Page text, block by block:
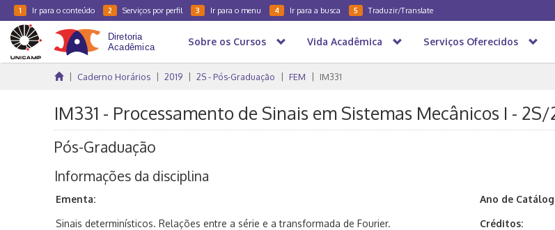
1 Ir para o conteúdo 2 Serviços por perfil 3 Ir para o menu 4 Ir para a busca 5 Traduzir/Translate
Sobre os Cursos Vida Acadêmica Serviços Oferecidos
Caderno Horários 2019 2S - Pós-Graduação FEM IM331
IM331 - Processamento de Sinais em Sistemas Mecânicos I - 2S/
Pós-Graduação
Informações da disciplina
Ementa:
Sinais determinísticos. Relações entre a série e a transformada de Fourier.
Ano de
Créditos: